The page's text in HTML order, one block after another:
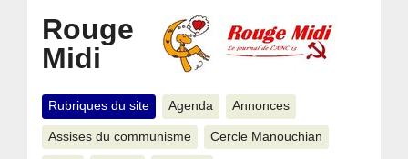
Rouge
Midi
Rubriques du site Agenda Annonces
Assises du communisme Cercle Manouchian